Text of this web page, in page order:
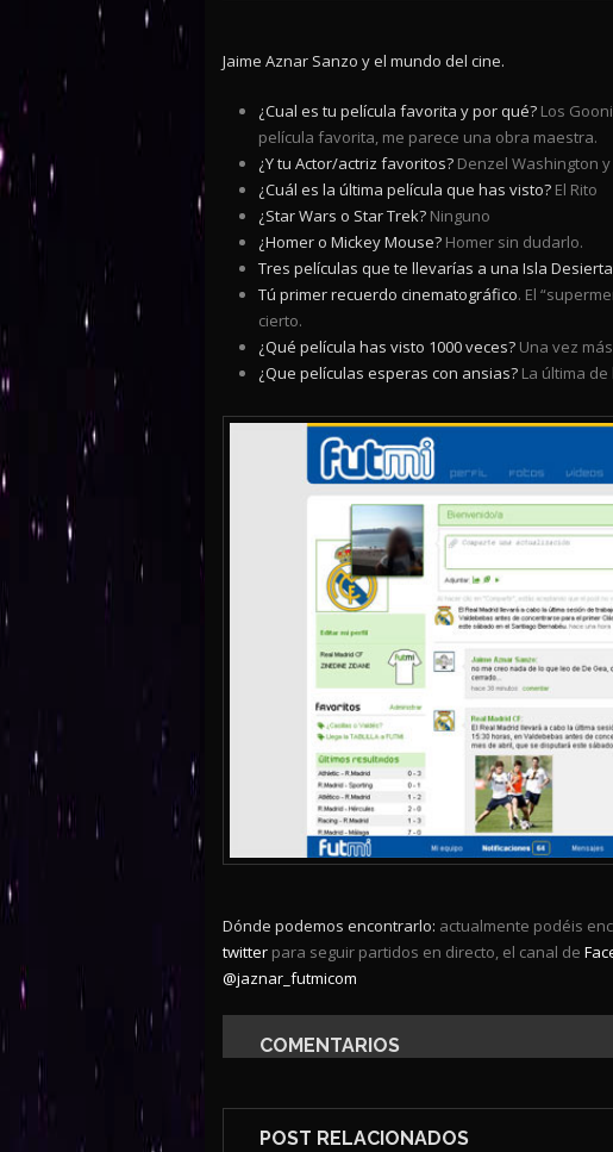
Jaime Aznar Sanzo y el mundo del cine.
¿Cual es tu película favorita y por qué? Los
película favorita, me parece una obra maestra.
¿Y tu Actor/actriz favoritos? Denzel Washington
¿Cuál es la última película que has visto? El Rito
¿Star Wars o Star Trek? Ninguno
¿Homer o Mickey Mouse? Homer sin dudarlo.
Tres películas que te llevarías a una Isla Desierta
Tú primer recuerdo cinematográfico. El
cierto.
¿Qué película has visto 1000 veces? Una vez
¿Que películas esperas con ansias? La última
Dónde podemos encontrarlo: actualmente podéis
twitter para seguir partidos en directo, el canal de
@jaznar_futmicom
COMENTARIOS
POST RELACIONADOS